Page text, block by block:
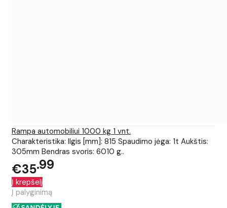
Rampa automobiliui 1000 kg 1 vnt.
Charakteristika: Ilgis [mm]: 815 Spaudimo jėga: 1t Aukštis:
305mm Bendras svoris: 6010 g..
€3599
Į krepšelį
Į palyginimą